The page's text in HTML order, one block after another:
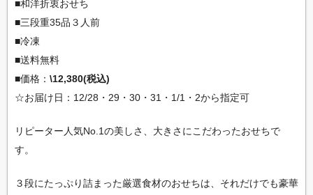
■和洋折衷おせち
■三段重35品３人前
■冷凍
■送料無料
■価格： \12,380(税込)
☆お届け日：12/28・29・30・31・1/1・2から指定可
リピーター人気No.1の美しさ、大きさにこだわったおせちで
す。
３段にたっぷり詰まった厳選食材のおせちは、それだけでも豪華